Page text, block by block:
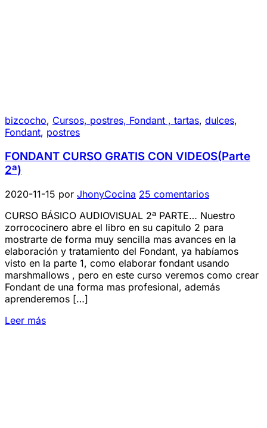
bizcocho, Cursos, postres, Fondant , tartas, dulces,
Fondant, postres
FONDANT CURSO GRATIS CON VIDEOS(Parte
2ª)
2020-11-15 por JhonyCocina 25 comentarios
CURSO BÁSICO AUDIOVISUAL 2ª PARTE… Nuestro
zorrococinero abre el libro en su capitulo 2 para
mostrarte de forma muy sencilla mas avances en la
elaboración y tratamiento del Fondant, ya habíamos
visto en la parte 1, como elaborar fondant usando
marshmallows , pero en este curso veremos como crear
Fondant de una forma mas profesional, además
aprenderemos […]
Leer más